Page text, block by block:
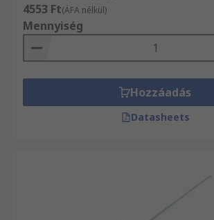
4553 Ft(ÁFA nélkül)
Mennyiség
Hozzáadás
Datasheets